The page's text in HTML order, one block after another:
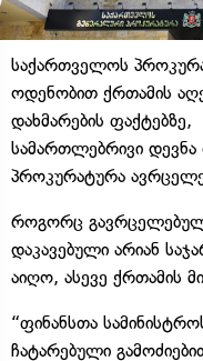
საქართველოს
ოდენობით ქრთამის
დახმარების ფაქტებზე,
სამართლებრივი დევნა
პროკურატურა
როგორც გავრცელებულ
დაკავებული არიან
აიღო, ასევე ქრთამის
“ფინანსთა
ჩატარებული